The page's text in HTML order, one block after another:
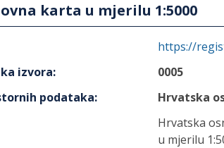
karta u mjerilu 1:5000
https://
izvora:
0005
podataka:
Hrvatska
Hrvatska
u mjerilu